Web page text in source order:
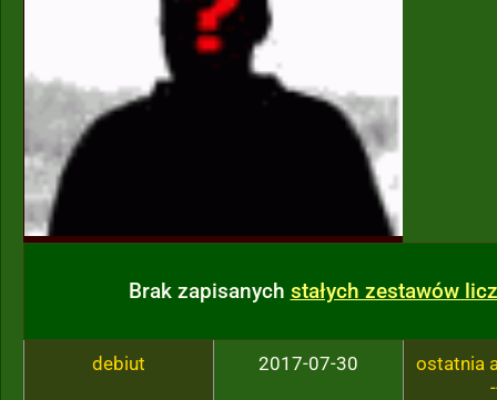
Brak zapisanych stałych zestawów
debiut 2017-07-30
ostatnia